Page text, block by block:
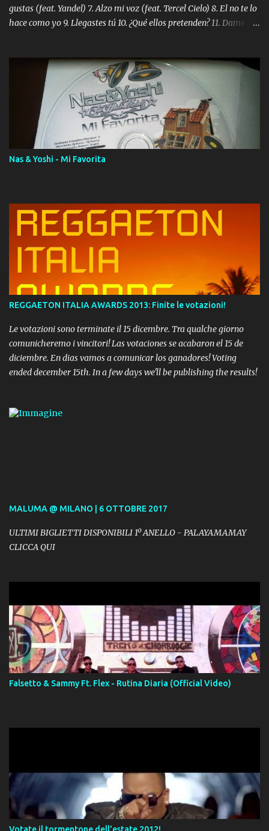
gustas (feat. Yandel) 7. Alzo mi voz (feat. Tercel Cielo) 8. El no te lo
hace como yo 9. Llegastes tú 10. ¿Qué ellos pretenden? 11. Dame la
Digital Booklet – Invicto ----------------------------- Nota:
Album proposto al massimo della qualità in formato iTunes Plus
AAC M4A; comprato su iTunes e a disposizione vostra per il
download. REGGAETON ITALIA Nosotros Somos Los Del
Momento!
Nas & Yoshi - Mi Favorita
REGGAETON ITALIA AWARDS 2013: Finite le votazioni!
Le votazioni sono terminate il 15 dicembre. Tra qualche giorno
comunicheremo i vincitori! Las votaciones se acabaron el 15 de
diciembre. En dias vamos a comunicar los ganadores! Voting
ended december 15th. In a few days we'll be publishing the results!
MALUMA @ MILANO | 6 OTTOBRE 2017
ULTIMI BIGLIETTI DISPONIBILI 1º ANELLO - PALAYAMAMAY
CLICCA QUI
Falsetto & Sammy Ft. Flex - Rutina Diaria (Official Video)